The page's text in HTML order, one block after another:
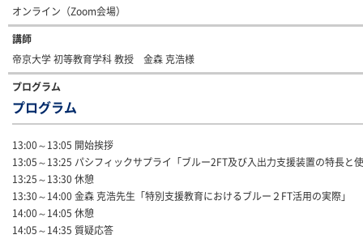
オンライン（Zoom会場）
講師
帝京大学 初等教育学科 教授 金森 克浩様
プログラム
プログラム
13:00～13:05 開始挨拶
13:05～13:25 パシフィックサプライ「ブルー2FT及び入出力支援装置の特長と
13:25～13:30 休憩
13:30～14:00 金森 克浩先生「特別支援教育におけるブルー２FT活用の実際」
14:00～14:05 休憩
14:05～14:35 質疑応答